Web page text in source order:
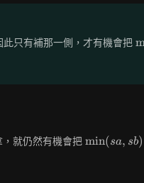
只有補那一側，才有機會把
就仍然有機會把 min(sa, sb)